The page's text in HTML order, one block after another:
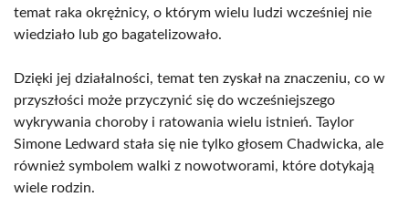
temat raka okrężnicy, o którym wielu ludzi wcześniej nie
wiedziało lub go bagatelizowało.
Dzięki jej działalności, temat ten zyskał na znaczeniu, co w
przyszłości może przyczynić się do wcześniejszego
wykrywania choroby i ratowania wielu istnień. Taylor
Simone Ledward stała się nie tylko głosem Chadwicka, ale
również symbolem walki z nowotworami, które dotykają
wiele rodzin.